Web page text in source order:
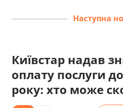
Наступна
Київстар надав
оплату послуги
року: хто може